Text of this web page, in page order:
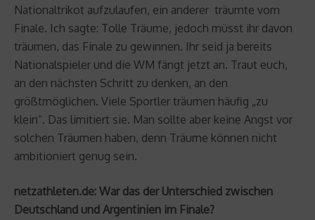
Nationaltrikot aufzulaufen, ein anderer träumte vom
Finale. Ich sagte: Tolle Träume, jedoch müsst ihr davon
träumen, das Finale zu gewinnen. Ihr seid ja bereits
Nationalspieler und die WM fängt jetzt an. Traut euch,
an den nächsten Schritt zu denken, an den
größtmöglichen. Viele Sportler träumen häufig „zu
klein“. Das limitiert sie. Man sollte aber keine Angst vor
solchen Träumen haben, denn Träume können nicht
ambitioniert genug sein.
netzathleten.de: War das der Unterschied zwischen
Deutschland und Argentinien im Finale?